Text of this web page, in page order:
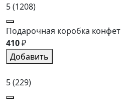
5(1208)
Подарочная коробка конфет
410₽
Добавить
5(229)